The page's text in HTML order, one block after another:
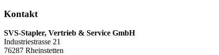
Kontakt
SVS-Stapler, Vertrieb & Service GmbH
Industriestrasse 21
76287 Rheinstetten